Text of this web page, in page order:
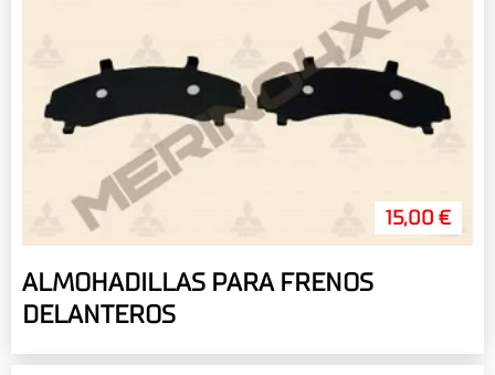
15,00 €
ALMOHADILLAS PARA FRENOS
DELANTEROS